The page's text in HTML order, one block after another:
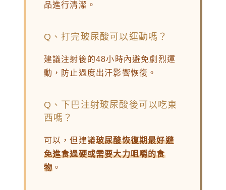
品進行清潔。
Q、打完玻尿酸可以運動嗎？
建議注射後的48小時內避免劇烈運
動，防止過度出汗影響恢復。
Q、下巴注射玻尿酸後可以吃東
西嗎？
可以，但建議玻尿酸恢復期最好避
免進食過硬或需要大力咀嚼的食
物 。